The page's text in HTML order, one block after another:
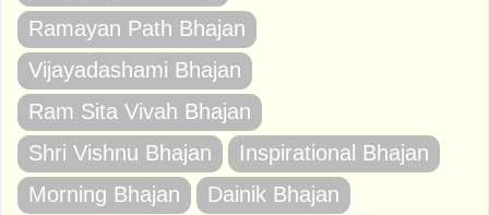
Ramayan Path Bhajan
Vijayadashami Bhajan
Ram Sita Vivah Bhajan
Shri Vishnu Bhajan
Inspirational Bhajan
Morning Bhajan
Dainik Bhajan